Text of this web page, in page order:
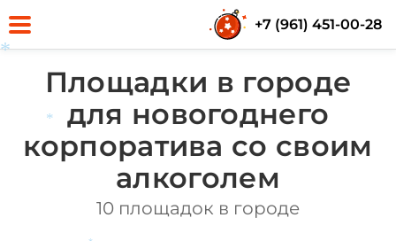
+7 (961) 451-00-28
Площадки в городе
для новогоднего
корпоратива со своим
алкоголем
10 площадок в городе
*